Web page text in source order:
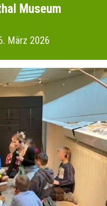
Museum
März 2026